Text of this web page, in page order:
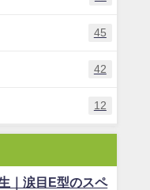
45
42
12
｜涙目E型のスペ